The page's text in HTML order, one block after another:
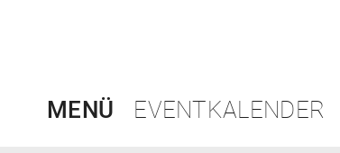
MENÜ EVENTKALENDER